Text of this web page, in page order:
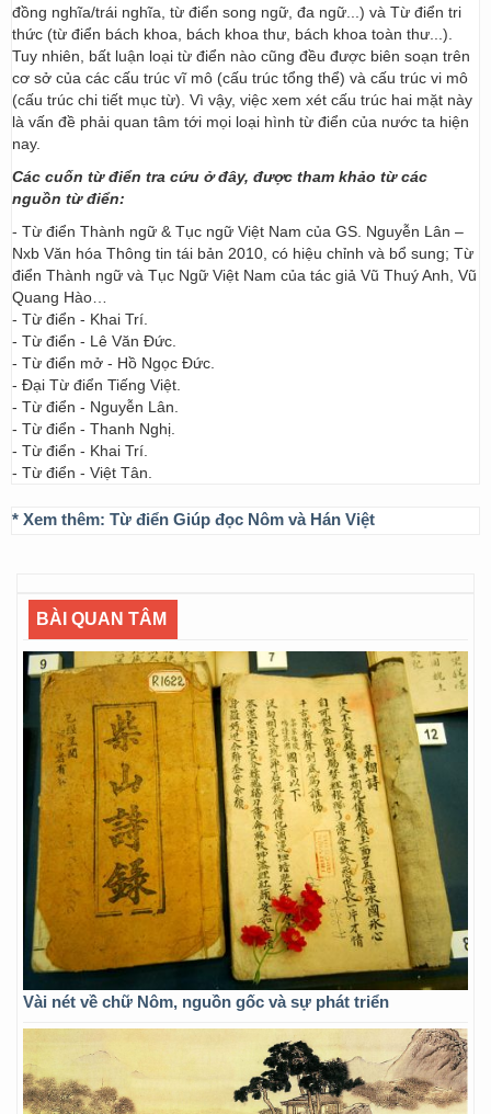
đồng nghĩa/trái nghĩa, từ điển song ngữ, đa ngữ...) và Từ điển tri
thức (từ điển bách khoa, bách khoa thư, bách khoa toàn thư...).
Tuy nhiên, bất luận loại từ điển nào cũng đều được biên soạn trên
cơ sở của các cấu trúc vĩ mô (cấu trúc tổng thể) và cấu trúc vi mô
(cấu trúc chi tiết mục từ). Vì vậy, việc xem xét cấu trúc hai mặt này
là vấn đề phải quan tâm tới mọi loại hình từ điển của nước ta hiện
nay.
Các cuốn từ điển tra cứu ở đây, được tham khảo từ các
nguồn từ điển:
- Từ điển Thành ngữ & Tục ngữ Việt Nam của GS. Nguyễn Lân –
Nxb Văn hóa Thông tin tái bản 2010, có hiệu chỉnh và bổ sung; Từ
điển Thành ngữ và Tục Ngữ Việt Nam của tác giả Vũ Thuý Anh, Vũ
Quang Hào…
- Từ điển - Khai Trí.
- Từ điển - Lê Văn Đức.
- Từ điển mở - Hồ Ngọc Đức.
- Đại Từ điển Tiếng Việt.
- Từ điển - Nguyễn Lân.
- Từ điển - Thanh Nghị.
- Từ điển - Khai Trí.
- Từ điển - Việt Tân.
* Xem thêm: Từ điển Giúp đọc Nôm và Hán Việt
BÀI QUAN TÂM
Vài nét về chữ Nôm, nguồn gốc và sự phát triển